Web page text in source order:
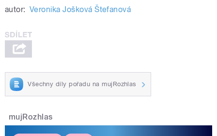
autor: Veronika Jošková Štefanová
Všechny díly pořadu na mujRozhlas
mujRozhlas